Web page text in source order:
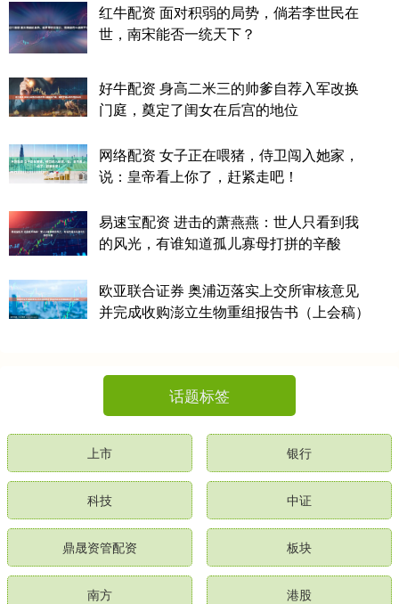
红牛配资 面对积弱的局势，倘若李世民在
世，南宋能否一统天下？
好牛配资 身高二米三的帅爹自荐入军改换
门庭，奠定了闺女在后宫的地位
网络配资 女子正在喂猪，侍卫闯入她家，
说：皇帝看上你了，赶紧走吧！
易速宝配资 进击的萧燕燕：世人只看到我
的风光，有谁知道孤儿寡母打拼的辛酸
欧亚联合证券 奥浦迈落实上交所审核意见
并完成收购澎立生物重组报告书（上会稿）
话题标签
上市 银行
科技 中证
鼎晟资管配资 板块
南方 港股